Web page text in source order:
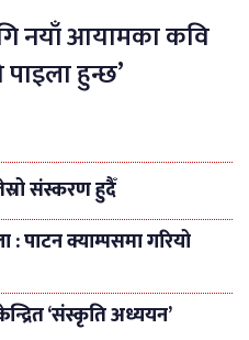
नयाँ आयामका कवि
पाइला हुन्छ’
संस्करण हुदैँ
: पाटन क्याम्पसमा गरियो
‘संस्कृति अध्ययन’